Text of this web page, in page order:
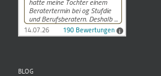
BLOG